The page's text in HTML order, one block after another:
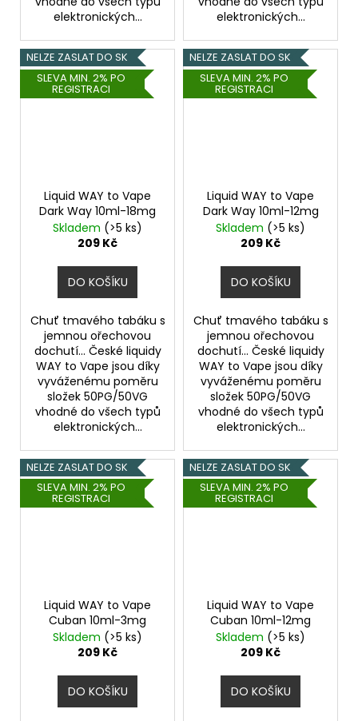
elektronických...
elektronických...
NELZE ZASLAT DO SK
SLEVA MIN. 2% PO
REGISTRACI
Liquid WAY to Vape
Dark Way 10ml-18mg
Skladem (>5 ks)
209 Kč
DO KOŠÍKU
Chuť tmavého tabáku s
jemnou ořechovou
dochutí... České liquidy
WAY to Vape jsou díky
vyváženému poměru
složek 50PG/50VG
vhodné do všech typů
elektronických...
NELZE ZASLAT DO SK
SLEVA MIN. 2% PO
REGISTRACI
Liquid WAY to Vape
Dark Way 10ml-12mg
Skladem (>5 ks)
209 Kč
DO KOŠÍKU
Chuť tmavého tabáku s
jemnou ořechovou
dochutí... České liquidy
WAY to Vape jsou díky
vyváženému poměru
složek 50PG/50VG
vhodné do všech typů
elektronických...
NELZE ZASLAT DO SK
SLEVA MIN. 2% PO
REGISTRACI
Liquid WAY to Vape
Cuban 10ml-3mg
Skladem (>5 ks)
209 Kč
DO KOŠÍKU
NELZE ZASLAT DO SK
SLEVA MIN. 2% PO
REGISTRACI
Liquid WAY to Vape
Cuban 10ml-12mg
Skladem (>5 ks)
209 Kč
DO KOŠÍKU